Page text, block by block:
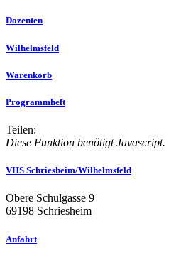
Dozenten
Wilhelmsfeld
Warenkorb
Programmheft
Teilen:
Diese Funktion benötigt Javascript.
VHS Schriesheim/Wilhelmsfeld
Obere Schulgasse 9
69198 Schriesheim
Anfahrt